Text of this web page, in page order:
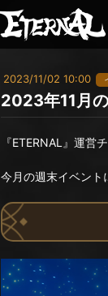
2023/11/02 10:00
2023年11月
『ETERNAL』運営
今月の週末イベント